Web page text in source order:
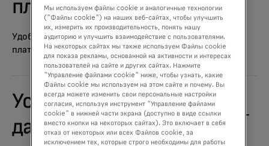
платежей
Удобные цифровые решения для приема
платежей офлайн, онлайн и в приложении.
Услуги по работе с
данными
Мы используем файлы cookie и аналогичные технологии
("Файлы cookie") на наших веб-сайтах, чтобы улучшить
их, измерить их производительность, понять нашу
аудиторию и улучшить взаимодействие с пользователями.
На некоторых сайтах мы также используем Файлы cookie
для показа рекламы, основанной на активности и интересах
пользователей на сайте и других сайтах. Нажмите
"Управление файлами cookie" ниже, чтобы узнать, какие
Файлы cookie мы используем на этом сайте и почему. Вы
всегда можете изменить свои персональные настройки
согласия, используя инструмент "Управление файлами
cookie" в нижней части экрана (доступно в виде ссылки
вместо кнопки на некоторых сайтах). Это включает в себя
отказ от некоторых или всех Файлов cookie, за
исключением тех, которые строго необходимы для работы